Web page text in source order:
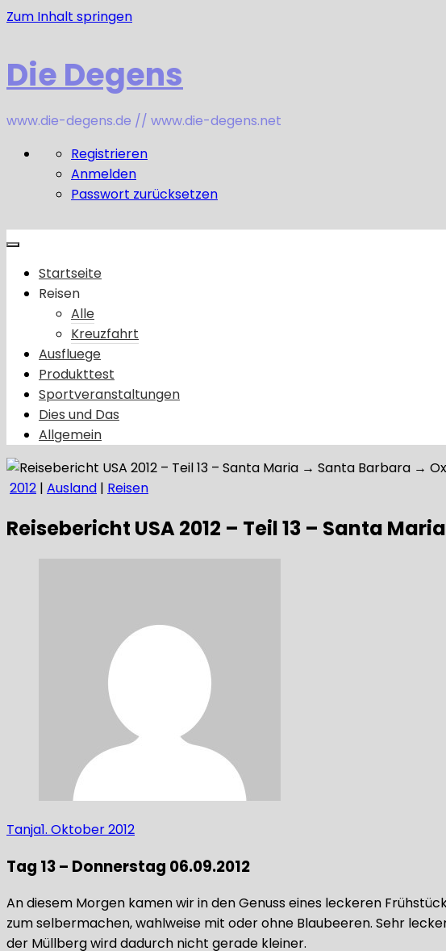
Zum Inhalt springen
Die Degens
www.die-degens.de // www.die-degens.net
Registrieren
Anmelden
Passwort zurücksetzen
Startseite
Reisen
Alle
Kreuzfahrt
Ausfluege
Produkttest
Sportveranstaltungen
Dies und Das
Allgemein
2012 | Ausland | Reisen
Reisebericht USA 2012 – Teil 13 – Santa
Tanja1. Oktober 2012
Tag 13 – Donnerstag 06.09.2012
An diesem Morgen kamen wir in den Genuss eines leckeren
zum selbermachen, wahlweise mit oder ohne Blaubeeren. Sehr
der Müllberg wird dadurch nicht gerade kleiner.